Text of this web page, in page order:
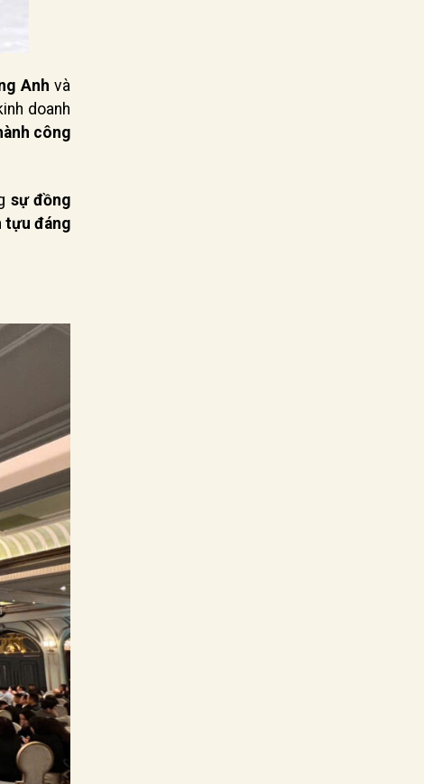
Anh và
doanh
công
sự đồng
tựu đáng